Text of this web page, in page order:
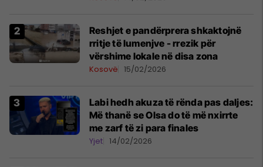
Reshjet e pandërprera shkaktojnë
rritje të lumenjve - rrezik për
vërshime lokale në disa zona
Kosovë 15/02/2026
Labi hedh akuza të rënda pas daljes:
Më thanë se Olsa do të më nxirrte
me zarf të zi para finales
Yjet 14/02/2026